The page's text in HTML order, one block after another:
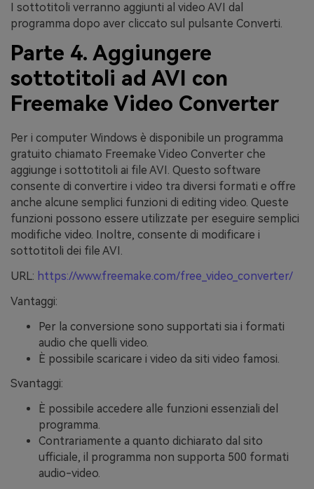
I sottotitoli verranno aggiunti al video AVI dal
programma dopo aver cliccato sul pulsante Converti.
Parte 4. Aggiungere
sottotitoli ad AVI con
Freemake Video Converter
Per i computer Windows è disponibile un programma
gratuito chiamato Freemake Video Converter che
aggiunge i sottotitoli ai file AVI. Questo software
consente di convertire i video tra diversi formati e offre
anche alcune semplici funzioni di editing video. Queste
funzioni possono essere utilizzate per eseguire semplici
modifiche video. Inoltre, consente di modificare i
sottotitoli dei file AVI.
URL: https://www.freemake.com/free_video_converter/
Vantaggi:
Per la conversione sono supportati sia i formati
audio che quelli video.
È possibile scaricare i video da siti video famosi.
Svantaggi:
È possibile accedere alle funzioni essenziali del
programma.
Contrariamente a quanto dichiarato dal sito
ufficiale, il programma non supporta 500 formati
audio-video.